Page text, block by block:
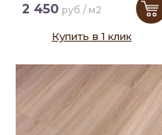
2 450 руб / м2
Купить в 1 клик